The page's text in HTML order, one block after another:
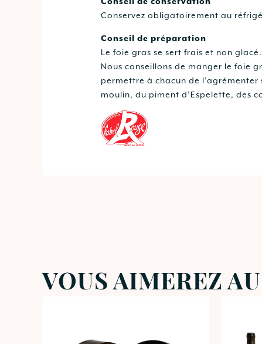
Conseil de conservation
Conservez obligatoirement au
Conseil de préparation
Le foie gras se sert frais et non
Nous conseillons de manger le foie
permettre à chacun de
moulin, du piment d’Espelette, des
VOUS AIMEREZ